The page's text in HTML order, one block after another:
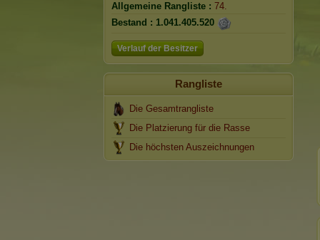
Allgemeine Rangliste : 74.
Bestand : 1.041.405.520
Verlauf der Besitzer
Rangliste
Die Gesamtrangliste
Die Platzierung für die Rasse
Die höchsten Auszeichnungen